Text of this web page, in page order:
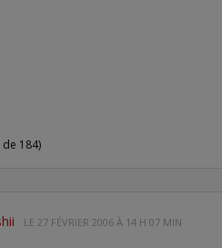
184)
LE 27 FÉVRIER 2006 À 14 H 07 MIN